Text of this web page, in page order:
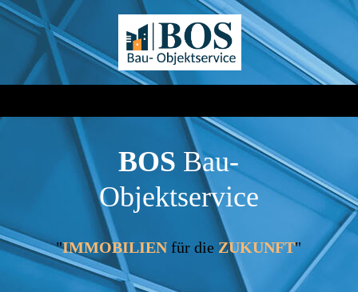
BOS Bau-
Objektservice
"IMMOBILIEN für die ZUKUNFT"